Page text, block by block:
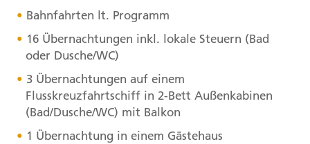
Bahnfahrten lt. Programm
16 Übernachtungen inkl. lokale Steuern (Bad
oder Dusche/WC)
3 Übernachtungen auf einem
Flusskreuzfahrtschiff in 2-Bett Außenkabinen
(Bad/Dusche/WC) mit Balkon
1 Übernachtung in einem Gästehaus